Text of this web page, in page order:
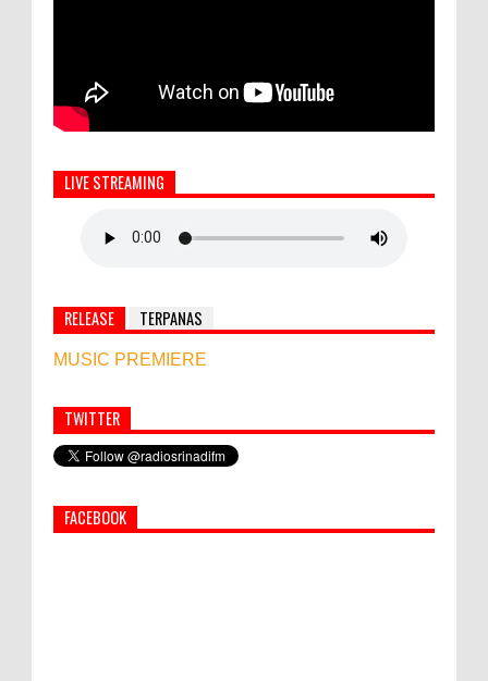
LIVE STREAMING
RELEASE TERPANAS
MUSIC PREMIERE
Simbol Persahabatan, RI Bangun Islamic Centre di
Afghanistan
World Marketing Forum 2022:
TWITTER
FACEBOOK